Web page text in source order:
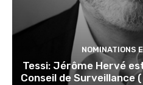
NOMINATIONS
Tessi: Jérôme Hervé
Conseil de Surveillance